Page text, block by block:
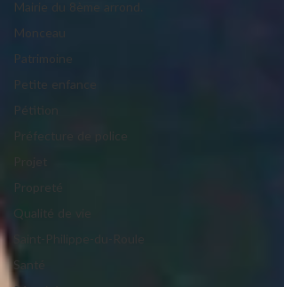
Mairie du 8ème arrond.
Monceau
Patrimoine
Petite enfance
Pétition
Préfecture de police
Propreté
Qualité de vie
Saint-Philippe-du-Roule
Santé